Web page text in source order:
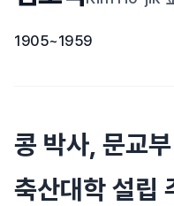
1905~1959
콩 박사, 문교
축산대학 설립